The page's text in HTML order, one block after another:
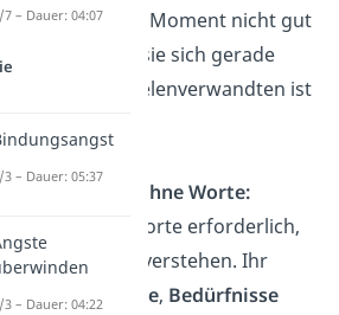
anderen im Moment nicht gut
geht — egal wo sie sich gerade
befinden. Bei Seelenverwandten ist
Verständigung ohne Worte:
Oft sind keine Worte erforderlich,
einander zu verstehen. Ihr
die Gefühle, Bedürfnisse
7 – Dauer: 04:07
3 – Dauer: 05:37
3 – Dauer: 04:22